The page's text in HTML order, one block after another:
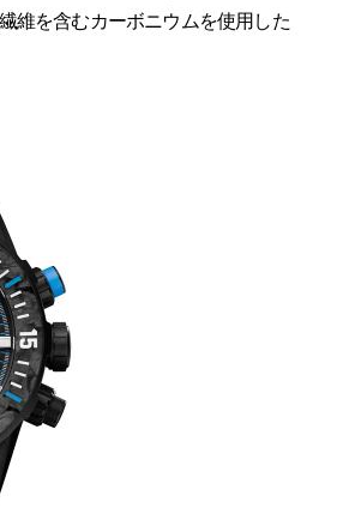
維を含むカーボニウムを使用した